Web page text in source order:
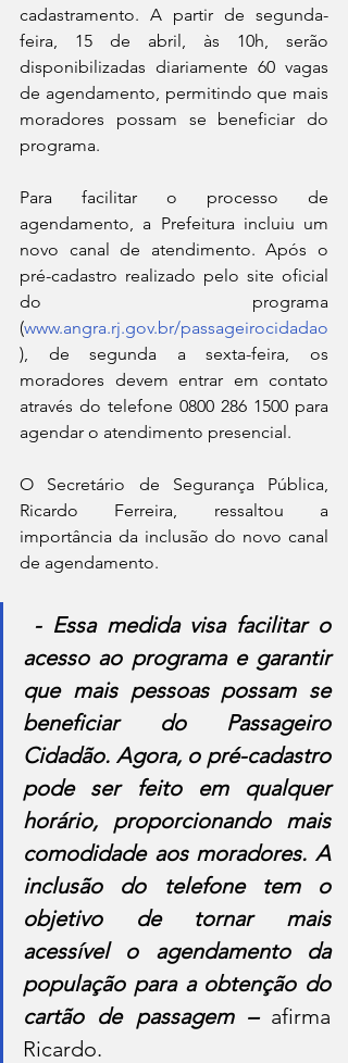
cadastramento. A partir de segunda-
feira, 15 de abril, às 10h, serão
disponibilizadas diariamente 60 vagas
de agendamento, permitindo que mais
moradores possam se beneficiar do
programa.
Para facilitar o processo de
agendamento, a Prefeitura incluiu um
novo canal de atendimento. Após o
pré-cadastro realizado pelo site oficial
do programa
(www.angra.rj.gov.br/passageirocidadao
), de segunda a sexta-feira, os
moradores devem entrar em contato
através do telefone 0800 286 1500 para
agendar o atendimento presencial.
O Secretário de Segurança Pública,
Ricardo Ferreira, ressaltou a
importância da inclusão do novo canal
de agendamento.
- Essa medida visa facilitar o
acesso ao programa e garantir
que mais pessoas possam se
beneficiar do Passageiro
Cidadão. Agora, o pré-cadastro
pode ser feito em qualquer
horário, proporcionando mais
comodidade aos moradores. A
inclusão do telefone tem o
objetivo de tornar mais
acessível o agendamento da
população para a obtenção do
cartão de passagem – afirma
Ricardo.